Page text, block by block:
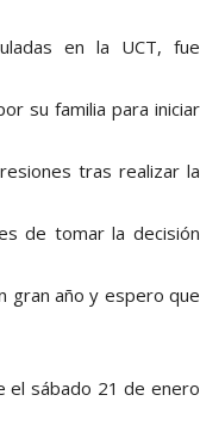
en la UCT, fue
su familia para iniciar
tras realizar la
de tomar la decisión
gran año y espero que
el sábado 21 de enero